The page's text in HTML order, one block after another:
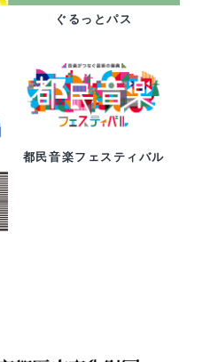
ぐるっとパス
都民音楽フェスティバル